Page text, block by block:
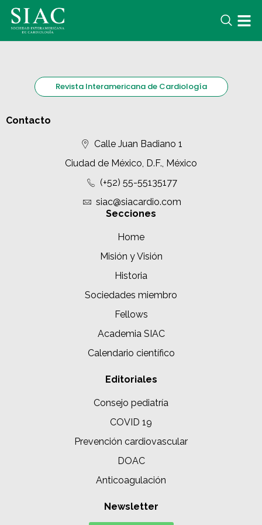
Revista Interamericana de Cardiología
Contacto
Calle Juan Badiano 1
Ciudad de México, D.F., México
(+52) 55-55135177
siac@siacardio.com
Secciones
Home
Misión y Visión
Historia
Sociedades miembro
Fellows
Academia SIAC
Calendario científico
Editoriales
Consejo pediatría
COVID 19
Prevención cardiovascular
DOAC
Anticoagulación
Newsletter